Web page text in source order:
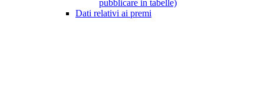
pubblicare in tabelle)
Dati relativi ai premi